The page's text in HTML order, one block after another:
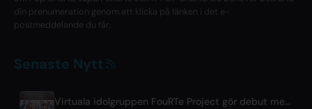
din prenumeration genom att klicka på länken i det e-
postmeddelande du får.
Senaste Nytt
Virtuala idolgruppen FouRTe Project gör debut med albumet 'ALL IN' producerat av m-flos ☆Taku Takahashi